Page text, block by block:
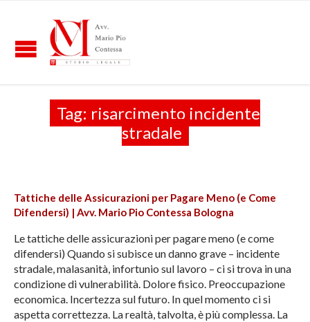
Tag: risarcimento incidente
stradale
Tattiche delle Assicurazioni per Pagare Meno (e Come
Difendersi) | Avv. Mario Pio Contessa Bologna
Le tattiche delle assicurazioni per pagare meno (e come
difendersi) Quando si subisce un danno grave – incidente
stradale, malasanità, infortunio sul lavoro – ci si trova in una
condizione di vulnerabilità. Dolore fisico. Preoccupazione
economica. Incertezza sul futuro. In quel momento ci si
aspetta correttezza. La realtà, talvolta, è più complessa. La